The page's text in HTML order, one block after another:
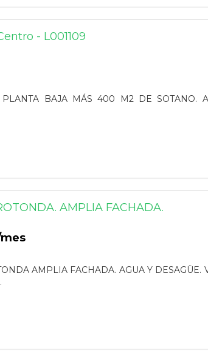
- L001109
BAJA MÁS 400 M2 DE SOTANO.
AMPLIA FACHADA.
AMPLIA FACHADA. AGUA Y DESAGÜE.